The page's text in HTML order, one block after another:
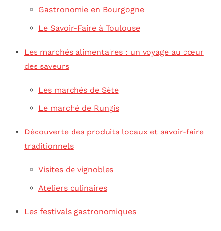
Gastronomie en Bourgogne
Le Savoir-Faire à Toulouse
Les marchés alimentaires : un voyage au cœur
des saveurs
Les marchés de Sète
Le marché de Rungis
Découverte des produits locaux et savoir-faire
traditionnels
Visites de vignobles
Ateliers culinaires
Les festivals gastronomiques